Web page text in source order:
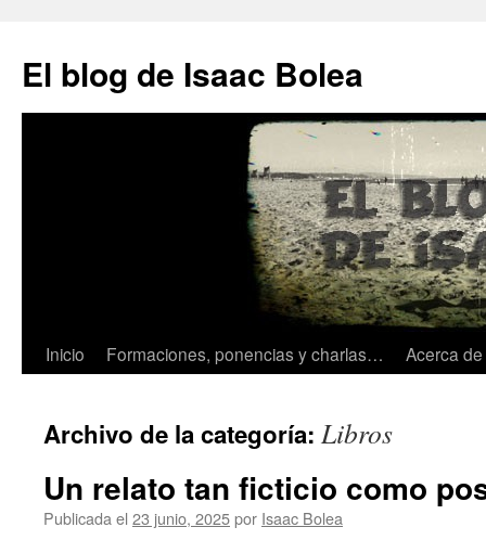
El blog de Isaac Bolea
Saltar
contenido
Inicio Formaciones, ponencias y charlas… Acerca
Archivo de la categoría: Libros
Un relato tan ficticio como
Publicada el 23 junio, 2025por Isaac Bolea